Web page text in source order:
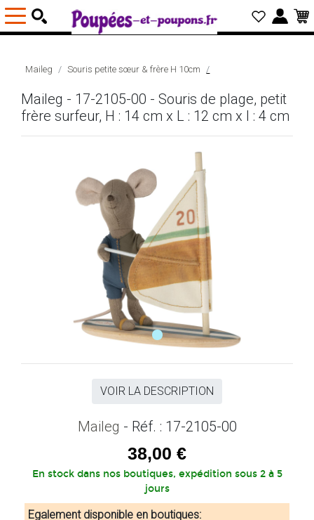
Maileg Souris petite sœur & frère H 10cm
Maileg - 17-2105-00 - Souris de plage, petit
frère surfeur, H : 14 cm x L : 12 cm x l : 4 cm
VOIR LA DESCRIPTION
Maileg - Réf. : 17-2105-00
38,00 €
En stock dans nos boutiques, expédition sous 2 à 5
jours
Egalement disponible en boutiques: